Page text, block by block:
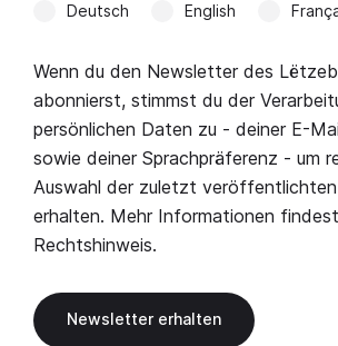
Deutsch English
Wenn du den Newsletter des
abonnierst, stimmst du der
persönlichen Daten zu - deiner E-
sowie deiner Sprachpräferenz - um
Auswahl der zuletzt
erhalten. Mehr Informationen
Rechtshinweis.